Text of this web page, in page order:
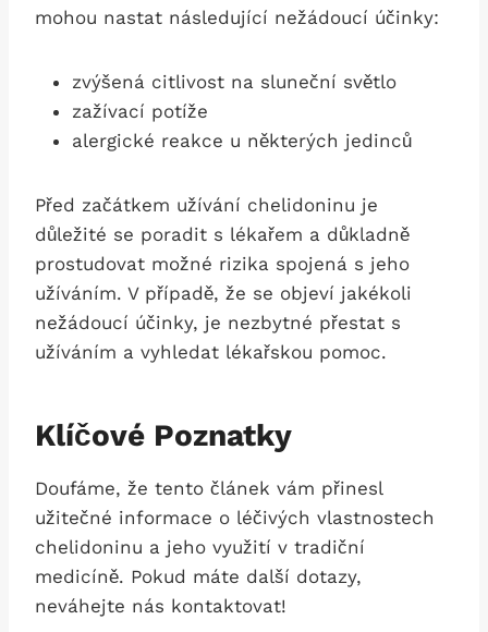
mohou nastat následující nežádoucí účinky:
zvýšená citlivost na sluneční světlo
zažívací potíže
alergické reakce u některých jedinců
Před začátkem užívání chelidoninu je
důležité se poradit s ⁤lékařem a důkladně
prostudovat možné rizika spojená s jeho
užíváním. V ⁣případě, že se objeví jakékoli
nežádoucí účinky, je nezbytné přestat s
užíváním a vyhledat lékařskou pomoc.
Klíčové Poznatky
Doufáme, ‌že tento článek vám přinesl
užitečné informace‍ o⁣ léčivých ‌vlastnostech
chelidoninu a jeho využití v tradiční
medicíně.⁤ Pokud⁢ máte‍ další dotazy,
neváhejte nás kontaktovat!